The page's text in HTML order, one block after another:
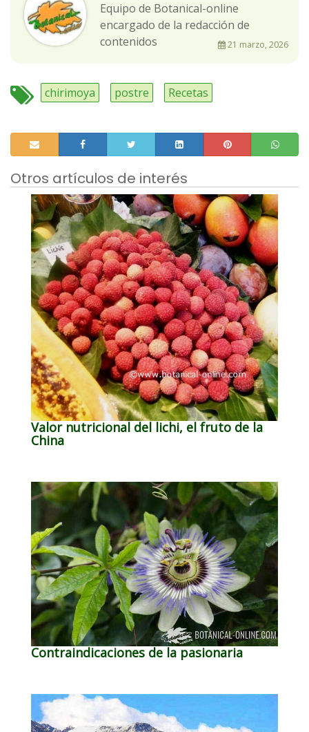
Equipo de Botanical-online
encargado de la redacción de
contenidos
21 marzo, 2026
chirimoya postre Recetas
Otros artículos de interés
Valor nutricional del lichi, el fruto de la
China
Contraindicaciones de la pasionaria